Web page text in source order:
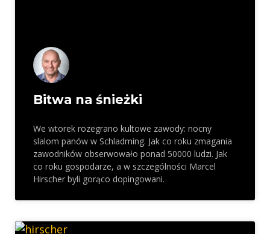
Bitwa na śnieżki
We wtorek rozegrano kultowe zawody: nocny
slalom panów w Schladming. Jak co roku zmagania
zawodników obserwowało ponad 50000 ludzi. Jak
co roku gospodarze, a w szczególności Marcel
Hirscher byli gorąco dopingowani.